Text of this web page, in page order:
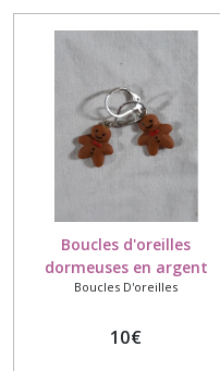
Boucles d'oreilles
dormeuses en argent
rhodié avec des
d'épices modelés à la main
Boucles D'oreilles
10€